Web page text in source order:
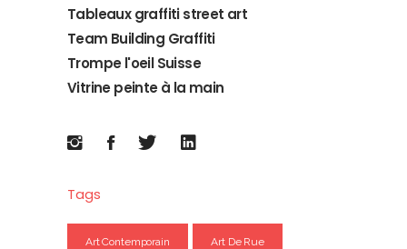
Tableaux graffiti street art
Team Building Graffiti
Trompe l'oeil Suisse
Vitrine peinte à la main
Tags
Art Contemporain Art De Rue